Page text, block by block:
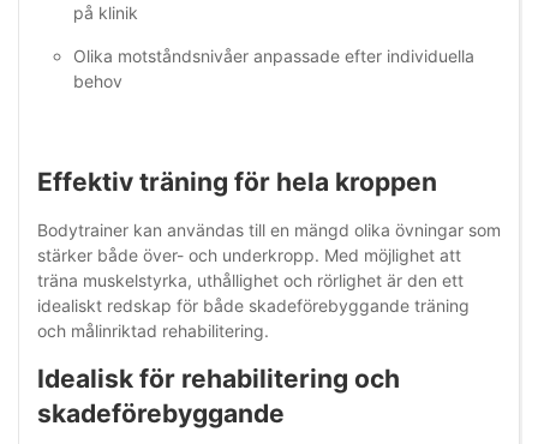
på klinik
Olika motståndsnivåer anpassade efter individuella
behov
Effektiv träning för hela kroppen
Bodytrainer kan användas till en mängd olika övningar som
stärker både över- och underkropp. Med möjlighet att
träna muskelstyrka, uthållighet och rörlighet är den ett
idealiskt redskap för både skadeförebyggande träning
och målinriktad rehabilitering.
Idealisk för rehabilitering och
skadeförebyggande